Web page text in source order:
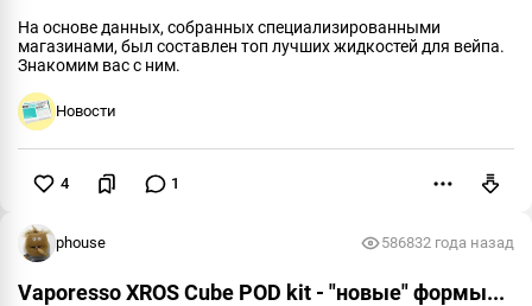
На основе данных, собранных специализированными
магазинами, был составлен топ лучших жидкостей для вейпа.
Знакомим вас с ним.
Новости
4 1
phouse 586832 года назад
Vaporesso XROS Cube POD kit - "новые" формы...